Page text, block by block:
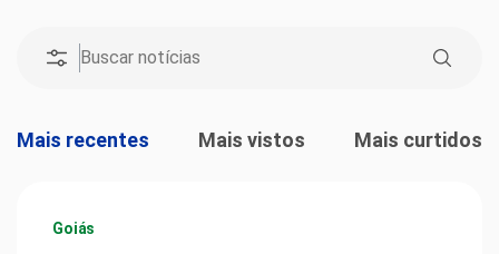
Mais recentes Mais vistos Mais curtidos
Goiás